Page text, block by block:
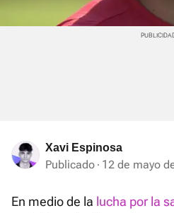
Xavi Espinosa
Publicado 12 de mayo
En medio de la lucha por la